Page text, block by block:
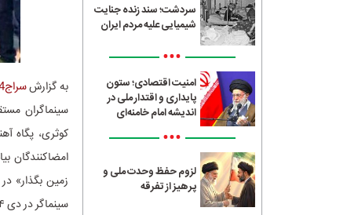
سردشت؛ سند زنده جنایت
شیمیایی علیه مردم ایران
•••
امنیت اقتصادی؛ ستون
پایداری و اقتدار ملی در
اندیشه امام خامنه‌ای
•••
لزوم حفظ وحدت ملی و
پرهیز از تفرقه
به گزارشسراج24
سینماگران
کوثری، پگاه
سینماگر در دی ۱۴۰۴ که واکنش به شورش‌های مسلحانه را «جنایت علیه حق حیات» توصیف کردند.